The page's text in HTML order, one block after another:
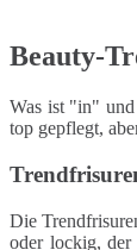
Beauty-
Was ist "in" und
top gepflegt,
Die
oder lockig,